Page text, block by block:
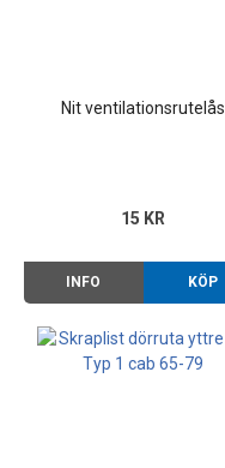
Nit ventilationsrutelås
15 KR
INFO KÖP